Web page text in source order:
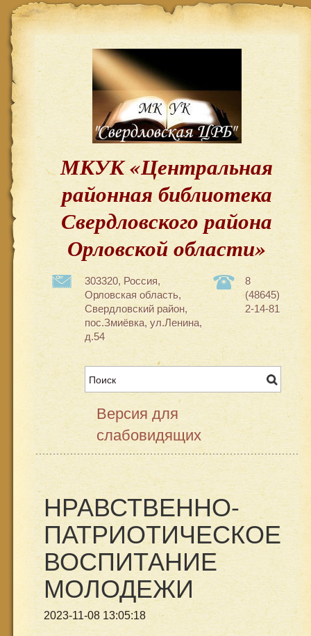
МКУК «Центральная
районная библиотека
Свердловского района
Орловской области»
303320, Россия,
Орловская область,
Свердловский район,
пос.Змиёвка, ул.Ленина,
д.54
8
(48645)
2-14-81
Версия для
слабовидящих
НРАВСТВЕННО-
ПАТРИОТИЧЕСКОЕ
ВОСПИТАНИЕ
МОЛОДЕЖИ
2023-11-08 13:05:18